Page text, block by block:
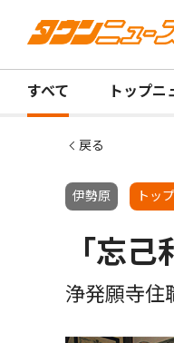
すべて トップニ
戻る
伊勢原 トッ
「忘
浄発願寺住